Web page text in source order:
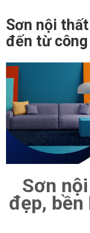
Sơn nội
đến từ
Sơn
đẹp,